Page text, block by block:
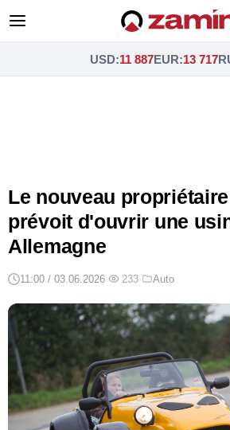
USD:11 887EUR:13 717
Le nouveau
prévoit d'ouvrir une
Allemagne
11:00 / 03.06.2026· 233· Auto